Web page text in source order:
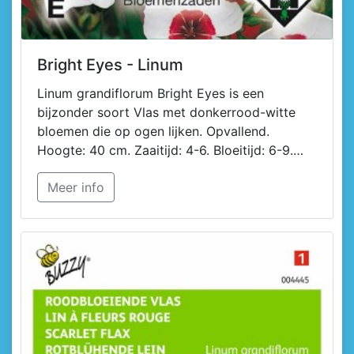
Bright Eyes - Linum
Linum grandiflorum Bright Eyes is een
bijzonder soort Vlas met donkerrood-witte
bloemen die op ogen lijken. Opvallend.
Hoogte: 40 cm. Zaaitijd: 4-6. Bloeitijd: 6-9.
Botanische naam: Linum grandiflorum Bright
Eyes
Meer info